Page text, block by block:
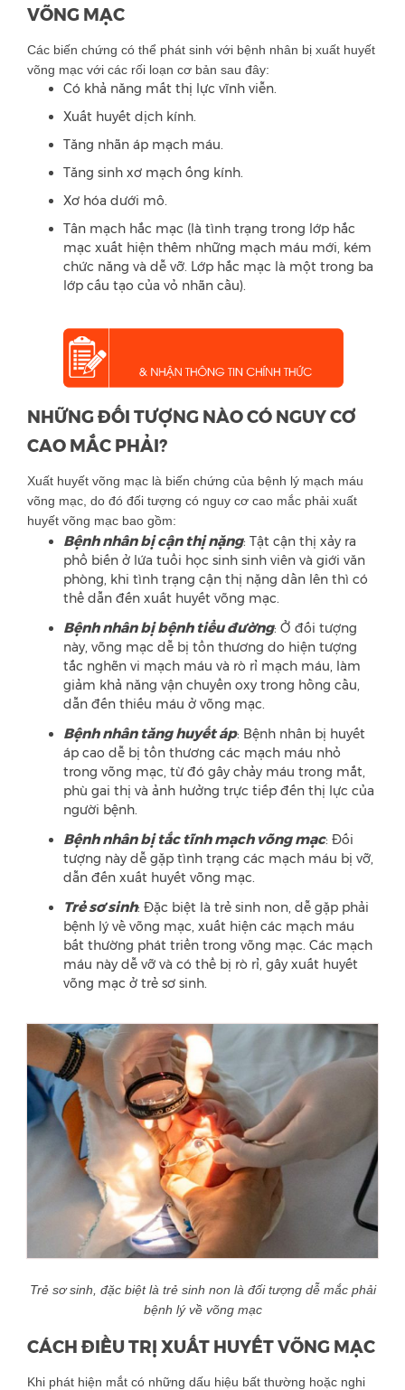
VÕNG MẠC
Các biến chứng có thể phát sinh với bệnh nhân bị xuất huyết
võng mạc với các rối loạn cơ bản sau đây:
Có khả năng mất thị lực vĩnh viễn.
Xuất huyết dịch kính.
Tăng nhãn áp mạch máu.
Tăng sinh xơ mạch ống kính.
Xơ hóa dưới mô.
Tân mạch hắc mạc (là tình trạng trong lớp hắc
mạc xuất hiện thêm những mạch máu mới, kém
chức năng và dễ vỡ. Lớp hắc mạc là một trong ba
lớp cấu tạo của vỏ nhãn cầu).
NHỮNG ĐỐI TƯỢNG NÀO CÓ NGUY CƠ
CAO MẮC PHẢI?
Xuất huyết võng mạc là biến chứng của bệnh lý mạch máu
võng mạc, do đó đối tượng có nguy cơ cao mắc phải xuất
huyết võng mạc bao gồm:
Bệnh nhân bị cận thị nặng: Tật cận thị xảy ra
phổ biến ở lứa tuổi học sinh sinh viên và giới văn
phòng, khi tình trạng cận thị nặng dần lên thì có
thể dẫn đến xuất huyết võng mạc.
Bệnh nhân bị bệnh tiểu đường: Ở đối tượng
này, võng mạc dễ bị tổn thương do hiện tượng
tắc nghẽn vi mạch máu và rò rỉ mạch máu, làm
giảm khả năng vận chuyển oxy trong hồng cầu,
dẫn đến thiếu máu ở võng mạc.
Bệnh nhân tăng huyết áp: Bệnh nhân bị huyết
áp cao dễ bị tổn thương các mạch máu nhỏ
trong võng mạc, từ đó gây chảy máu trong mắt,
phù gai thị và ảnh hưởng trực tiếp đến thị lực của
người bệnh.
Bệnh nhân bị tắc tĩnh mạch võng mạc: Đối
tượng này dễ gặp tình trạng các mạch máu bị vỡ,
dẫn đến xuất huyết võng mạc.
Trẻ sơ sinh: Đặc biệt là trẻ sinh non, dễ gặp phải
bệnh lý về võng mạc, xuất hiện các mạch máu
bất thường phát triển trong võng mạc. Các mạch
máu này dễ vỡ và có thể bị rò rỉ, gây xuất huyết
võng mạc ở trẻ sơ sinh.
Trẻ sơ sinh, đặc biệt là trẻ sinh non là đối tượng dễ mắc phải
bệnh lý về võng mạc
CÁCH ĐIỀU TRỊ XUẤT HUYẾT VÕNG MẠC
Khi phát hiện mắt có những dấu hiệu bất thường hoặc nghi